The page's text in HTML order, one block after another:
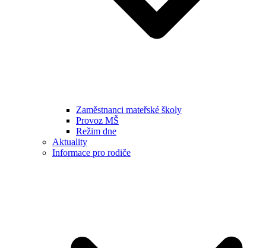
Zaměstnanci mateřské školy
Provoz MŠ
Režim dne
Aktuality
Informace pro rodiče